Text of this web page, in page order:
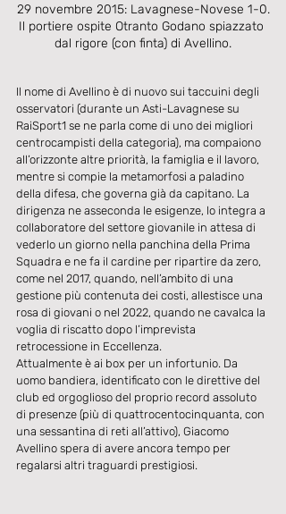
29 novembre 2015: Lavagnese-Novese 1-0.
Il portiere ospite Otranto Godano spiazzato
dal rigore (con finta) di Avellino.
Il nome di Avellino è di nuovo sui taccuini degli
osservatori (durante un Asti-Lavagnese su
RaiSport1 se ne parla come di uno dei migliori
centrocampisti della categoria), ma compaiono
all’orizzonte altre priorità, la famiglia e il lavoro,
mentre si compie la metamorfosi a paladino
della difesa, che governa già da capitano. La
dirigenza ne asseconda le esigenze, lo integra a
collaboratore del settore giovanile in attesa di
vederlo un giorno nella panchina della Prima
Squadra e ne fa il cardine per ripartire da zero,
come nel 2017, quando, nell’ambito di una
gestione più contenuta dei costi, allestisce una
rosa di giovani o nel 2022, quando ne cavalca la
voglia di riscatto dopo l’imprevista
retrocessione in Eccellenza.
Attualmente è ai box per un infortunio. Da
uomo bandiera, identificato con le direttive del
club ed orgoglioso del proprio record assoluto
di presenze (più di quattrocentocinquanta, con
una sessantina di reti all’attivo), Giacomo
Avellino spera di avere ancora tempo per
regalarsi altri traguardi prestigiosi.